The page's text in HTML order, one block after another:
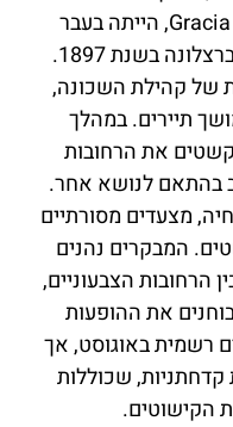
במאה ה-19. השכונה עצמה, Gracia, הייתה בעבר
עיירה עצמאית עד שסופחה לברצלונה בשנת 1897.
של קהילת השכונה,
תיירים. במהלך
את הרחובות
בהתאם לנושא אחר.
מצעדים מסורתיים
המבקרים נהנים
הרחובות הצבעוניים,
את ההופעות
רשמית באוגוסט, אך
קדחתניות, שכוללות
הקישוטים.